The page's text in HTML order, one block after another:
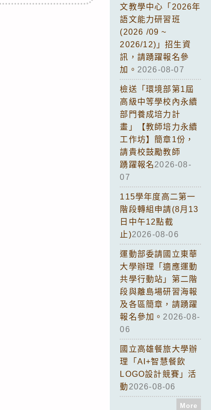
文教學中心「2026年
語文能力研習班
(2026 /09 ~
2026/12)」招生資
訊，請踴躍報名參
加。 2026-08-07
檢送「環境部第1屆
高級中等學校內永續
部門養成培力計
畫」【教師培力永續
工作坊】簡章1份，
請貴校鼓勵教師
踴躍報名2026-08-
07
115學年度高二第一
階段轉組申請(8月13
日中午12點截
止)2026-08-06
運動部委請國立東華
大學辦理「適應運動
共學行動站」第二階
段與離島場研習海報
及各區簡章，請踴躍
報名參加。 2026-08-
06
國立高雄餐旅大學辦
理「AI+智慧餐飲
LOGO設計競賽」活
動 2026-08-06
More